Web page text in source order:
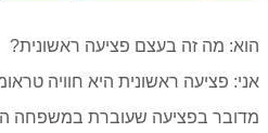
הוא: מה זה בעצם פציעה ראשונית?
אני: פציעה ראשונית היא חוויה
מדובר בפציעה שעוברת במשפחה